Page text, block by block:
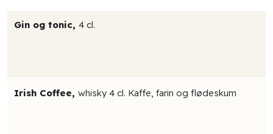
Gin og tonic,4 cl.
Irish Coffee,whisky 4 cl. Kaffe, farin og flødeskum